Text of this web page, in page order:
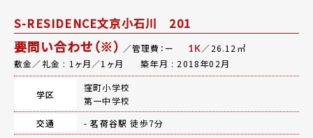
S-RESIDENCE文京小石川 201
要問い合わせ（※） ／管理費：ー 1K／26.12㎡
敷金／礼金 : 1ヶ月／1ヶ月
築年月 : 2018年02月
学区
窪町小学校
第一中学校
交通
-茗荷谷駅 徒歩7分